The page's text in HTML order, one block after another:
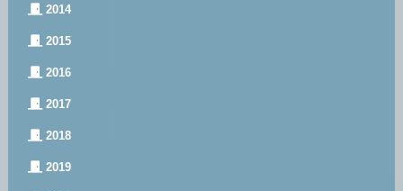
2014
2015
2016
2017
2018
2019